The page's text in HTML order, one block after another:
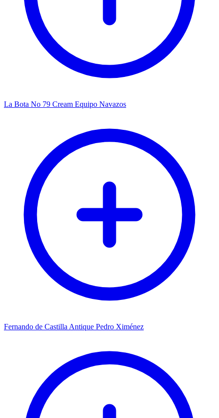
La Bota No 79 Cream Equipo Navazos
Fernando de Castilla Antique Pedro Ximénez